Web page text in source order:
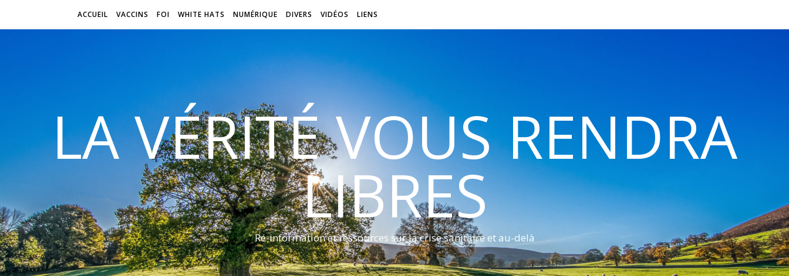
ACCUEIL VACCINS FOI WHITE HATS NUMÉRIQUE DIVERS VIDÉOS LIENS
LA VÉRITÉ VOUS RENDRA
LIBRES
Ré-information et ressources sur la crise sanitaire et au-delà